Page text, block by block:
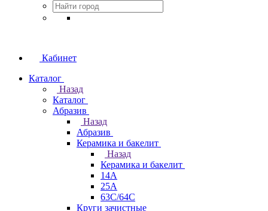
Кабинет
Каталог
Назад
Каталог
Абразив
Назад
Абразив
Керамика и бакелит
Назад
Керамика и бакелит
14А
25А
63С/64С
Круги зачистные